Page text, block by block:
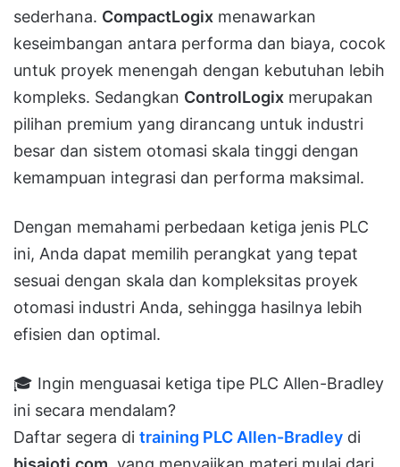
sederhana. CompactLogix menawarkan
keseimbangan antara performa dan biaya, cocok
untuk proyek menengah dengan kebutuhan lebih
kompleks. Sedangkan ControlLogix merupakan
pilihan premium yang dirancang untuk industri
besar dan sistem otomasi skala tinggi dengan
kemampuan integrasi dan performa maksimal.
Dengan memahami perbedaan ketiga jenis PLC
ini, Anda dapat memilih perangkat yang tepat
sesuai dengan skala dan kompleksitas proyek
otomasi industri Anda, sehingga hasilnya lebih
efisien dan optimal.
🎓 Ingin menguasai ketiga tipe PLC Allen-Bradley
ini secara mendalam?
Daftar segera di training PLC Allen-Bradley di